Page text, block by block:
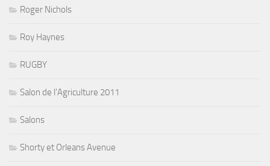
Roger Nichols
Roy Haynes
RUGBY
Salon de l'Agriculture 2011
Salons
Shorty et Orleans Avenue